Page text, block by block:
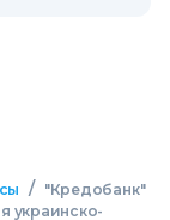
/
"Кредобанк"
украинско-